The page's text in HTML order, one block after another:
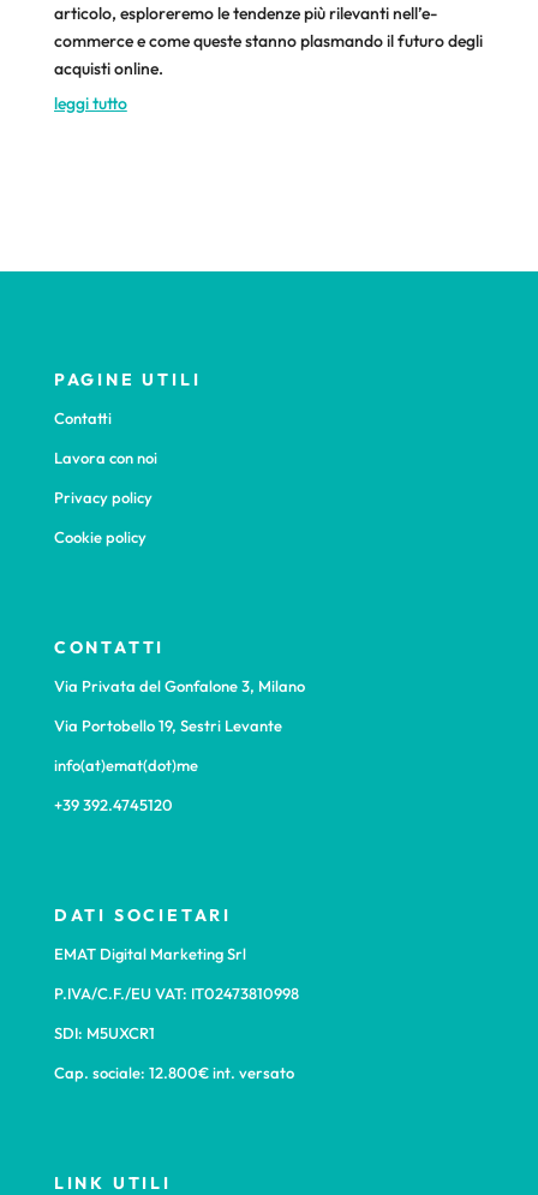
articolo, esploreremo le tendenze più rilevanti nell’e-
commerce e come queste stanno plasmando il futuro degli
acquisti online.
leggi tutto
PAGINE UTILI
Contatti
Lavora con noi
Privacy policy
Cookie policy
CONTATTI
Via Privata del Gonfalone 3, Milano
Via Portobello 19, Sestri Levante
info(at)emat(dot)me
+39 392.4745120
DATI SOCIETARI
EMAT Digital Marketing Srl
P.IVA/C.F./EU VAT: IT02473810998
SDI: M5UXCR1
Cap. sociale: 12.800€ int. versato
LINK UTILI